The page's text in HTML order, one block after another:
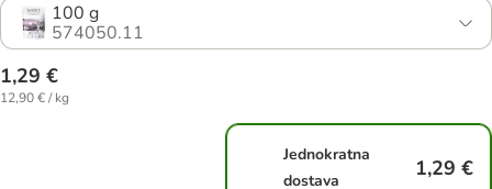
100 g
574050.11
1,29 €
12,90 € / kg
Jednokratna
dostava
1,29 €